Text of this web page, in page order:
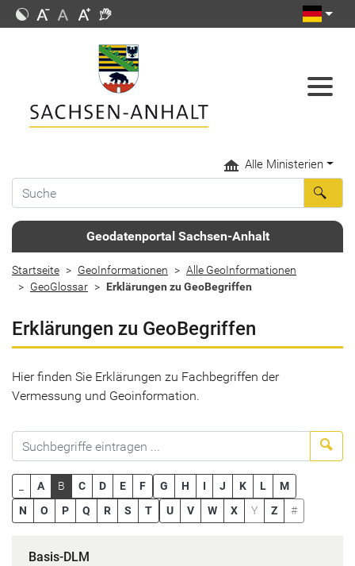
Alle Ministerien
Geodatenportal Sachsen-Anhalt
Startseite GeoInformationen
Alle GeoInformationen
GeoGlossar
Erklärungen zu GeoBegriffen
Erklärungen zu GeoBegriffen
Hier finden Sie Erklärungen zu Fachbegriffen der
Vermessung und Geoinformation.
A B C D E F G H I J K L
M
N
O P Q R S T U V W X Y Z #
Basis-DLM